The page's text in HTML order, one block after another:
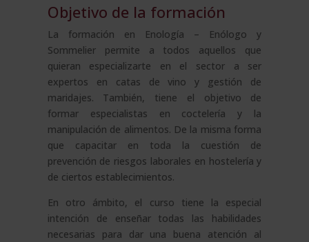
Objetivo de la formación
La formación en Enología – Enólogo y
Sommelier permite a todos aquellos que
quieran especializarte en el sector a ser
expertos en catas de vino y gestión de
maridajes. También, tiene el objetivo de
formar especialistas en coctelería y la
manipulación de alimentos. De la misma forma
que capacitar en toda la cuestión de
prevención de riesgos laborales en hostelería y
de ciertos establecimientos.
En otro ámbito, el curso tiene la especial
intención de enseñar todas las habilidades
necesarias para dar una buena atención al